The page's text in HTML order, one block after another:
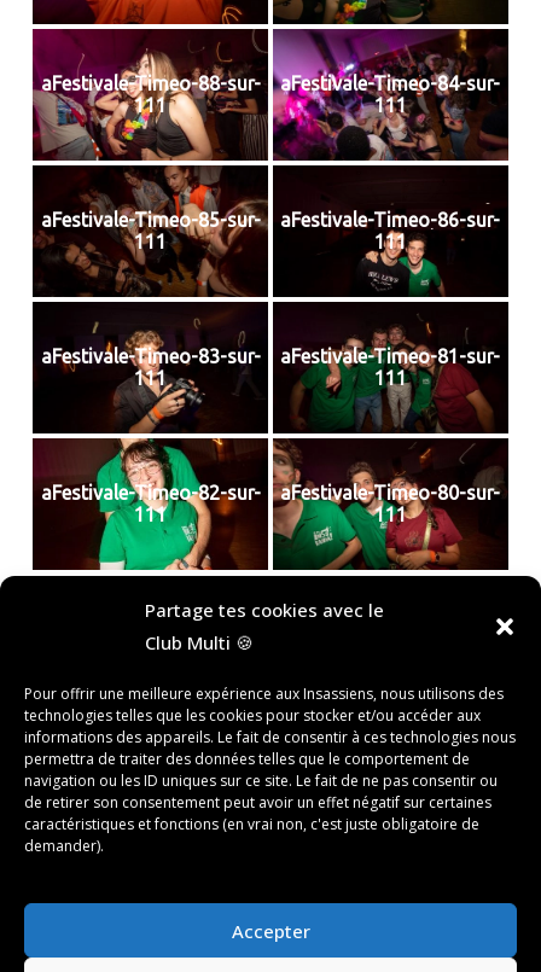
Partage tes cookies avec le
Club Multi 🍪
Pour offrir une meilleure expérience aux Insassiens, nous utilisons des
technologies telles que les cookies pour stocker et/ou accéder aux
informations des appareils. Le fait de consentir à ces technologies nous
permettra de traiter des données telles que le comportement de
navigation ou les ID uniques sur ce site. Le fait de ne pas consentir ou
de retirer son consentement peut avoir un effet négatif sur certaines
caractéristiques et fonctions (en vrai non, c'est juste obligatoire de
demander).
Accepter
aFestivale-Timeo-88-sur-
111
aFestivale-Timeo-84-sur-
111
aFestivale-Timeo-85-sur-
111
aFestivale-Timeo-86-sur-
111
aFestivale-Timeo-83-sur-
111
aFestivale-Timeo-81-sur-
111
aFestivale-Timeo-82-sur-
111
aFestivale-Timeo-80-sur-
111
« of16 › »
Rechercher
RECHERCHER
Recent Posts